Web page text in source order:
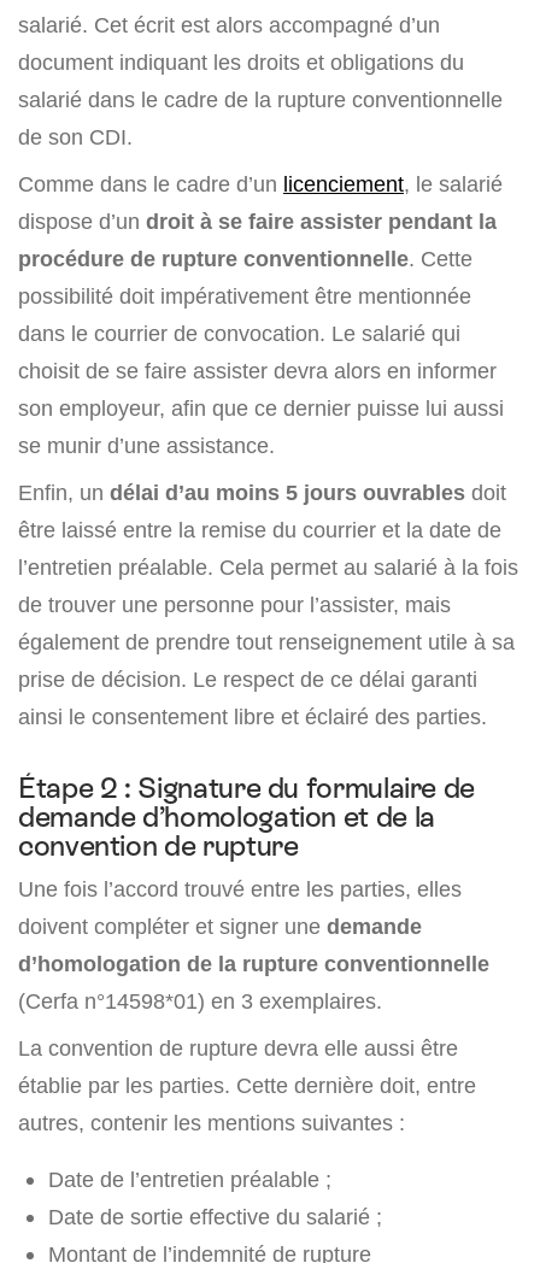
salarié. Cet écrit est alors accompagné d’un
document indiquant les droits et obligations du
salarié dans le cadre de la rupture conventionnelle
de son CDI.
Comme dans le cadre d’un licenciement, le salarié
dispose d’un droit à se faire assister pendant la
procédure de rupture conventionnelle. Cette
possibilité doit impérativement être mentionnée
dans le courrier de convocation. Le salarié qui
choisit de se faire assister devra alors en informer
son employeur, afin que ce dernier puisse lui aussi
se munir d’une assistance.
Enfin, un délai d’au moins 5 jours ouvrables doit
être laissé entre la remise du courrier et la date de
l’entretien préalable. Cela permet au salarié à la fois
de trouver une personne pour l’assister, mais
également de prendre tout renseignement utile à sa
prise de décision. Le respect de ce délai garanti
ainsi le consentement libre et éclairé des parties.
Étape 2 : Signature du formulaire de
demande d’homologation et de la
convention de rupture
Une fois l’accord trouvé entre les parties, elles
doivent compléter et signer une demande
d’homologation de la rupture conventionnelle
(Cerfa n°14598*01) en 3 exemplaires.
La convention de rupture devra elle aussi être
établie par les parties. Cette dernière doit, entre
autres, contenir les mentions suivantes :
Date de l’entretien préalable ;
Date de sortie effective du salarié ;
Montant de l’indemnité de rupture